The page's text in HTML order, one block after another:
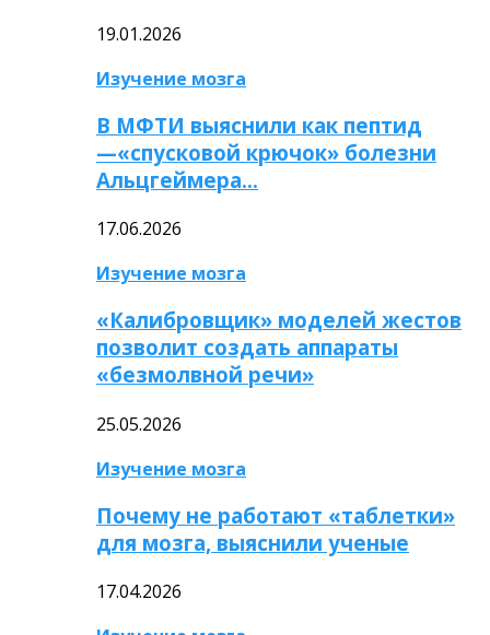
19.01.2026
Изучение мозга
В МФТИ выяснили как пептид
—«спусковой крючок» болезни
Альцгеймера…
17.06.2026
Изучение мозга
«Калибровщик» моделей жестов
позволит создать аппараты
«безмолвной речи»
25.05.2026
Изучение мозга
Почему не работают «таблетки»
для мозга, выяснили ученые
17.04.2026